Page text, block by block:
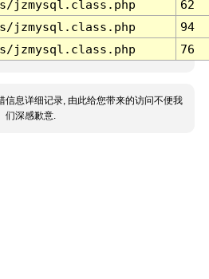
jzmysql.class.php
62
jzmysql.class.php
94
jzmysql.class.php 76
信息详细记录, 由此给您带来的访问不便我
们深感歉意.